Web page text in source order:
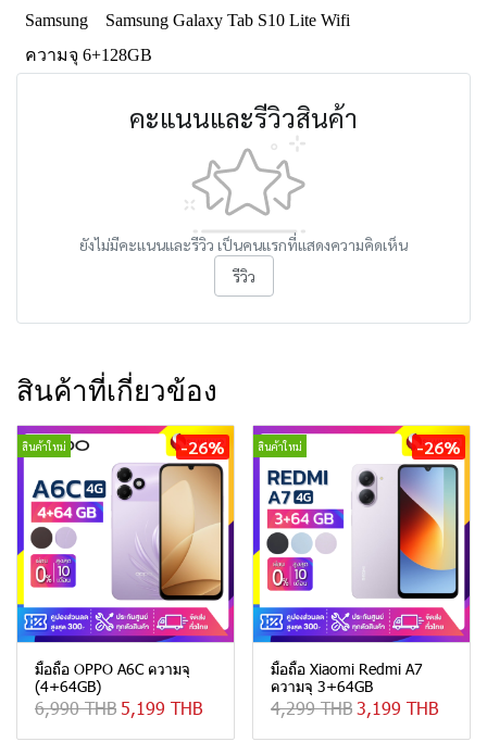
Samsung
Samsung Galaxy Tab S10 Lite Wifi
ความจุ 6+128GB
คะแนนและรีวิวสินค้า
ยังไม่มีคะแนนและรีวิว เป็นคนแรกที่แสดงความคิดเห็น
รีวิว
สินค้าที่เกี่ยวข้อง
สินค้าใหม่ -26%
มือถือ OPPO A6C ความจุ
(4+64GB)
6,990 THB 5,199 THB
สินค้าใหม่ -26%
มือถือ Xiaomi Redmi A7
ความจุ 3+64GB
4,299 THB3,199 THB